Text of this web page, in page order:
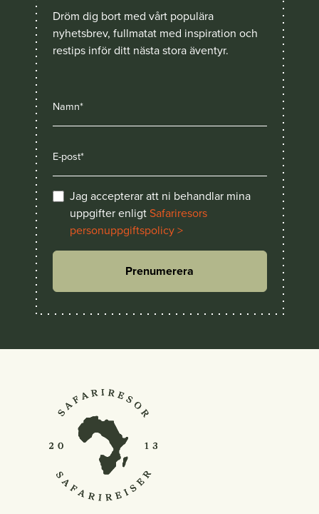
Dröm dig bort med vårt populära
nyhetsbrev, fullmatat med inspiration och
restips inför ditt nästa stora äventyr.
Jag accepterar att ni behandlar mina
uppgifter enligtSafariresors
personuppgiftspolicy >
Prenumerera